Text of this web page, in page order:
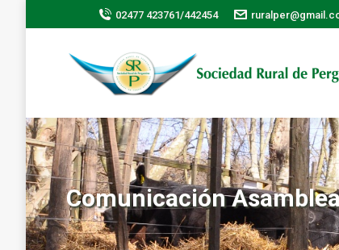
02477 423761/442454
Comunicación